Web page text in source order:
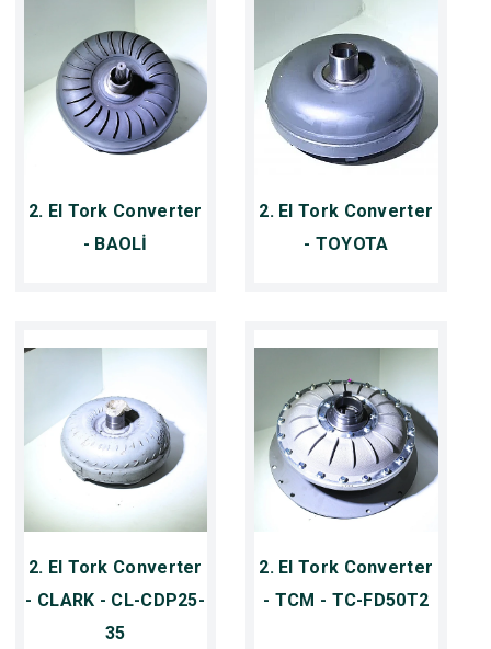
2. El Tork Converter
- BAOLİ
2. El Tork Converter
- TOYOTA
2. El Tork Converter
- CLARK - CL-CDP25-
35
2. El Tork Converter
- TCM - TC-FD50T2